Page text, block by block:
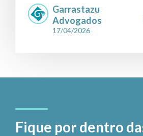
Garrastazu
Advogados
17/04/2026
Fique por dentro